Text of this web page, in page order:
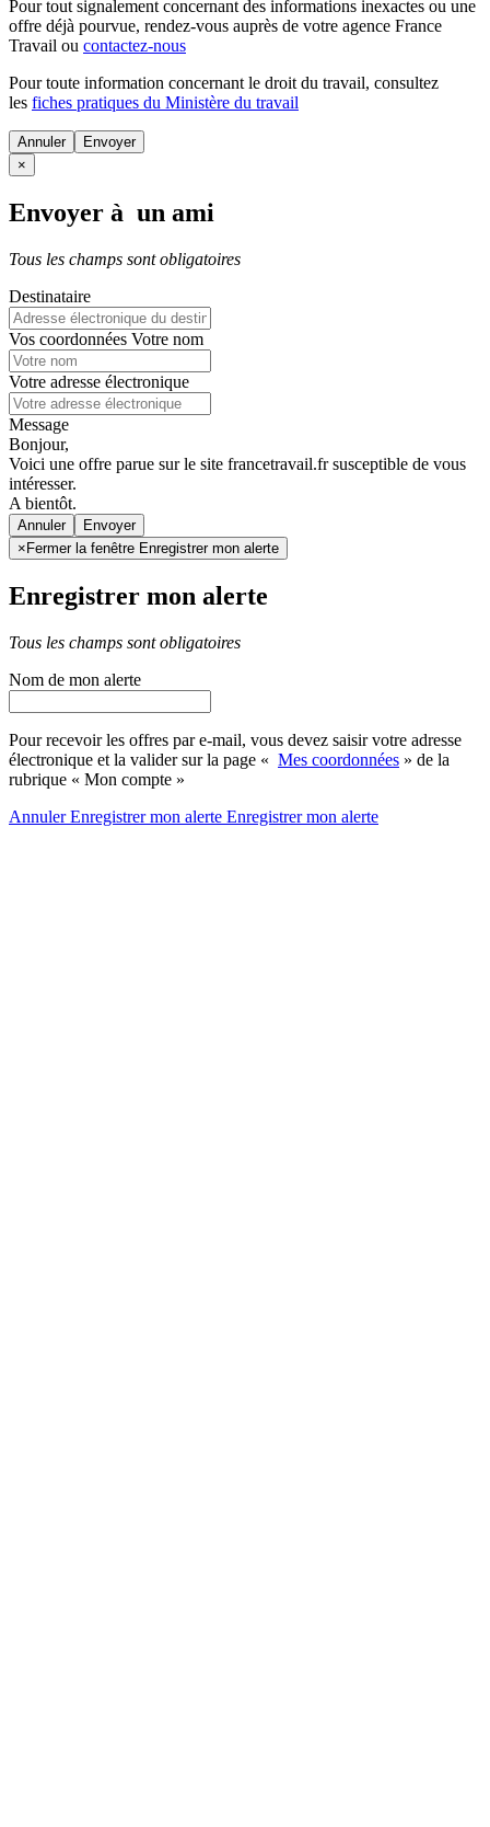
Pour tout signalement concernant des informations inexactes ou une
offre déjà pourvue, rendez-vous auprès de votre agence France
Travail ou contactez-nous
Pour toute information concernant le droit du travail, consultez
les fiches pratiques du Ministère du travail
Annuler
×
Envoyer à un ami
Tous les champs sont obligatoires
Destinataire
Vos coordonnées Votre nom
Votre adresse électronique
Message
Bonjour,
Voici une offre parue sur le site francetravail.fr susceptible de vous
intéresser.
A bientôt.
Annuler
× Fermer la fenêtre Enregistrer mon alerte
Enregistrer mon alerte
Tous les champs sont obligatoires
Nom de mon alerte
Pour recevoir les offres par e-mail, vous devez saisir votre adresse
électronique et la valider sur la page « Mes coordonnées » de la
rubrique « Mon compte »
AnnulerEnregistrer mon alerte Enregistrermon alerte